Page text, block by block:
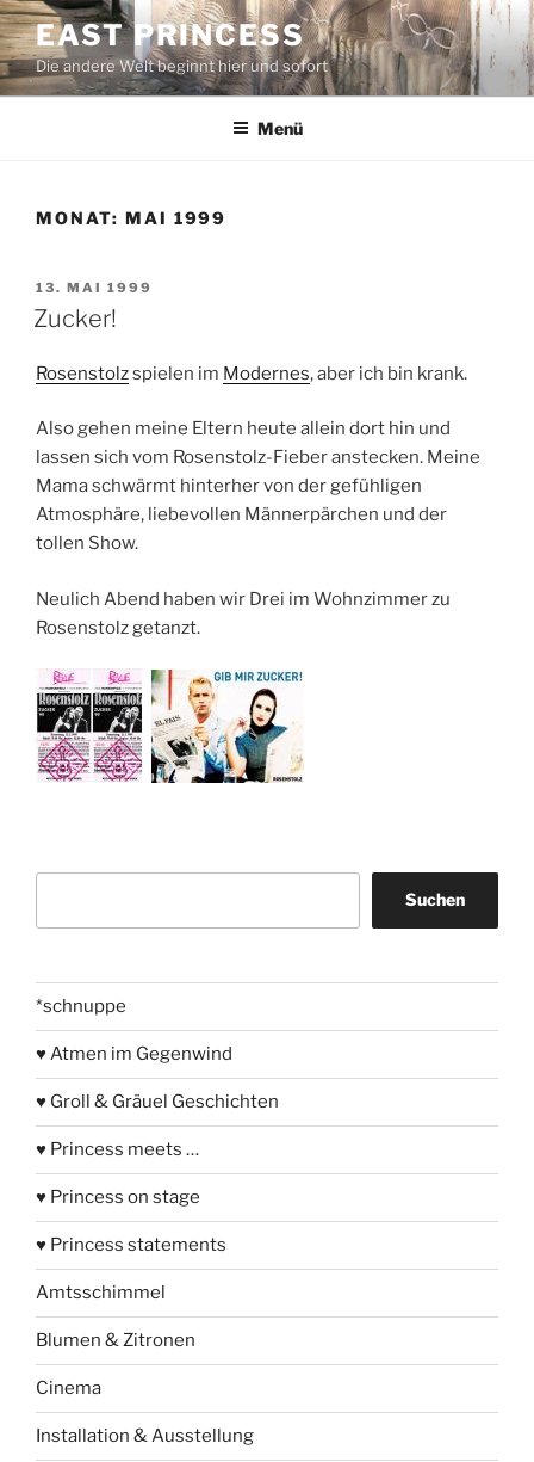
Zum
Inhalt
springen
EAST PRINCESS
Die andere Welt beginnt hier und sofort
Menü
MONAT: MAI 1999
VERÖFFENTLICHT
AM
13. MAI 1999
Zucker!
Rosenstolzspielen im Modernes, aber ich bin krank.
Also gehen meine Eltern heute allein dort hin und
lassen sich vom Rosenstolz-Fieber anstecken. Meine
Mama schwärmt hinterher von der gefühligen
Atmosphäre, liebevollen Männerpärchen und der
tollen Show.
Neulich Abend haben wir Drei im Wohnzimmer zu
Rosenstolz getanzt.
Suchen
*schnuppe
♥ Atmen im Gegenwind
♥ Groll & Gräuel Geschichten
♥ Princess meets …
♥ Princess on stage
♥ Princess statements
Amtsschimmel
Blumen & Zitronen
Cinema
Installation & Ausstellung